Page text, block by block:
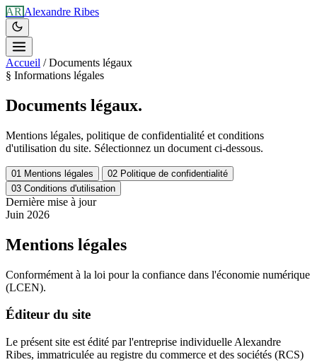
AR Alexandre Ribes
Accueil / Documents légaux
§ Informations légales
Documents légaux.
Mentions légales, politique de confidentialité et conditions
d'utilisation du site. Sélectionnez un document ci-dessous.
01 Mentions légales 02 Politique de confidentialité
03 Conditions d'utilisation
Dernière mise à jour
Juin 2026
Mentions légales
Conformément à la loi pour la confiance dans l'économie numérique
(LCEN).
Éditeur du site
Le présent site est édité par l'entreprise individuelle Alexandre
Ribes, immatriculée au registre du commerce et des sociétés (RCS)